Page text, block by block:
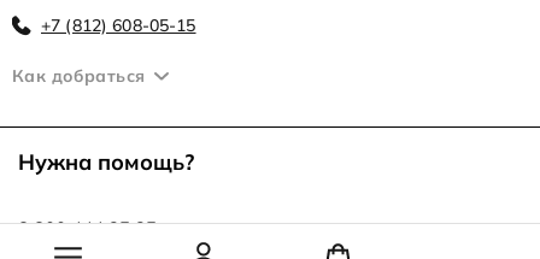
+7 (812) 608-05-15
Как добраться
Нужна помощь?
8 800 444 25 25